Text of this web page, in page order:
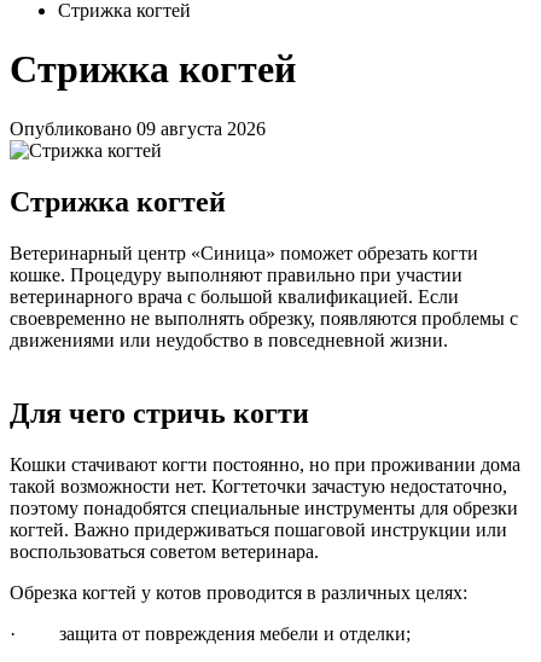
Стрижка когтей
Стрижка когтей
Опубликовано 09 августа 2026
Стрижка когтей
Ветеринарный центр «Синица» поможет обрезать когти
кошке. Процедуру выполняют правильно при участии
ветеринарного врача с большой квалификацией. Если
своевременно не выполнять обрезку, появляются проблемы с
движениями или неудобство в повседневной жизни.
Для чего стричь когти
Кошки стачивают когти постоянно, но при проживании дома
такой возможности нет. Когтеточки зачастую недостаточно,
поэтому понадобятся специальные инструменты для обрезки
когтей. Важно придерживаться пошаговой инструкции или
воспользоваться советом ветеринара.
Обрезка когтей у котов проводится в различных целях:
· защита от повреждения мебели и отделки;